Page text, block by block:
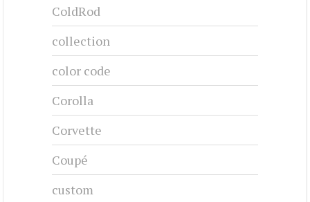
ColdRod
collection
color code
Corolla
Corvette
Coupé
custom